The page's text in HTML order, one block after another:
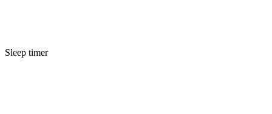
Sleep timer